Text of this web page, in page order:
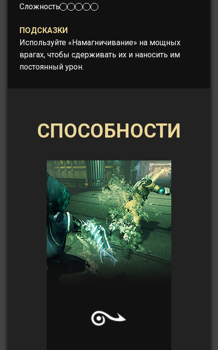
Сложность:
ПОДСКАЗКИ
Используйте «Намагничивание» на мощных
врагах, чтобы сдерживать их и наносить им
постоянный урон.
СПОСОБНОСТИ